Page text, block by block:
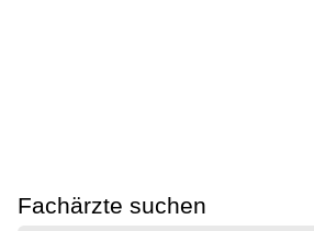
Fachärzte suchen